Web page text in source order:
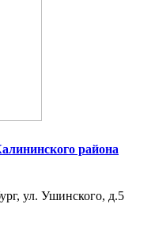
района
ул. Ушинского, д.5